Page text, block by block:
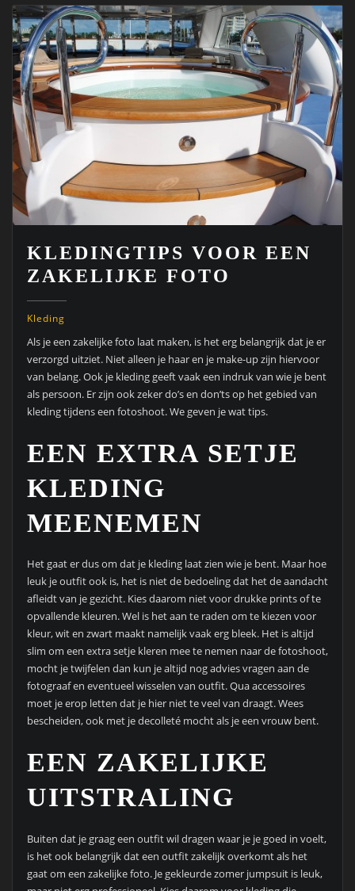
KLEDINGTIPS VOOR EEN
ZAKELIJKE FOTO
Kleding
Als je een zakelijke foto laat maken, is het erg belangrijk dat je er
verzorgd uitziet. Niet alleen je haar en je make-up zijn hiervoor
van belang. Ook je kleding geeft vaak een indruk van wie je bent
als persoon. Er zijn ook zeker do’s en don’ts op het gebied van
kleding tijdens een fotoshoot. We geven je wat tips.
EEN EXTRA SETJE
KLEDING
MEENEMEN
Het gaat er dus om dat je kleding laat zien wie je bent. Maar hoe
leuk je outfit ook is, het is niet de bedoeling dat het de aandacht
afleidt van je gezicht. Kies daarom niet voor drukke prints of te
opvallende kleuren. Wel is het aan te raden om te kiezen voor
kleur, wit en zwart maakt namelijk vaak erg bleek. Het is altijd
slim om een extra setje kleren mee te nemen naar de fotoshoot,
mocht je twijfelen dan kun je altijd nog advies vragen aan de
fotograaf en eventueel wisselen van outfit. Qua accessoires
moet je erop letten dat je hier niet te veel van draagt. Wees
bescheiden, ook met je decolleté mocht als je een vrouw bent.
EEN ZAKELIJKE
UITSTRALING
Buiten dat je graag een outfit wil dragen waar je je goed in voelt,
is het ook belangrijk dat een outfit zakelijk overkomt als het
gaat om een zakelijke foto. Je gekleurde zomer jumpsuit is leuk,